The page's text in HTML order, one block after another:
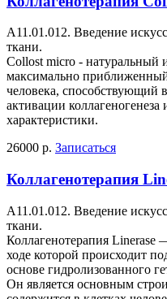
А11.01.012. Введение
ткани.
Collost micro - натуральный
максимально
человека, способствующий
активации
характеристики.
26000 р. Записаться
Коллагенотерапия
А11.01.012. Введение
ткани.
Коллагенотерапия Linerase
ходе которой происходит
основе гидролизованного
Он является основным